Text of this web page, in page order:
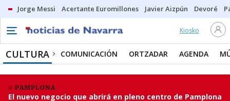
Jorge Messi Acertante Euromillones Javier Aizpún Devoré
Kiosko
CULTURA COMUNICACIÓN ORTZADAR AGENDA
PAMPLONA
El nuevo negocio que abrirá en pleno centro de Pamplona